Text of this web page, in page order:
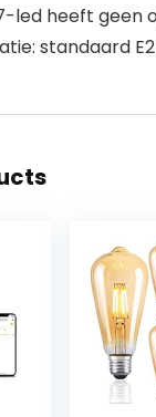
led heeft geen
standaard